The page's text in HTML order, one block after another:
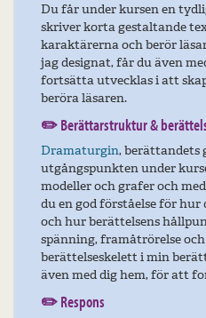
Du får under kursen en
skriver korta gestaltande
karaktärerna och berör
jag designat, får du även
fortsätta utvecklas i att
beröra läsaren.
✏️Berättarstruktur &
Dramaturgin, berättandets
utgångspunkten under
modeller och grafer och
du en god förståelse för hur
och hur berättelsens
spänning, framåtrörelse
berättelseskelett i min
även med dig hem, för att
✏️Respons